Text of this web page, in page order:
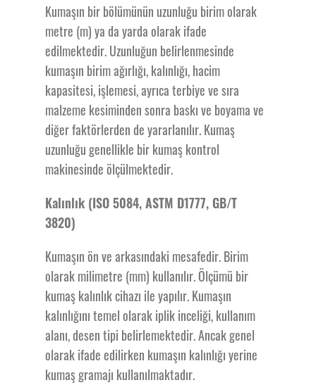
Kumaşın bir bölümünün uzunluğu birim olarak
metre (m) ya da yarda olarak ifade
edilmektedir. Uzunluğun belirlenmesinde
kumaşın birim ağırlığı, kalınlığı, hacim
kapasitesi, işlemesi, ayrıca terbiye ve sıra
malzeme kesiminden sonra baskı ve boyama ve
diğer faktörlerden de yararlanılır. Kumaş
uzunluğu genellikle bir kumaş kontrol
makinesinde ölçülmektedir.
Kalınlık (ISO 5084, ASTM D1777, GB/T
3820)
Kumaşın ön ve arkasındaki mesafedir. Birim
olarak milimetre (mm) kullanılır. Ölçümü bir
kumaş kalınlık cihazı ile yapılır. Kumaşın
kalınlığını temel olarak iplik inceliği, kullanım
alanı, desen tipi belirlemektedir. Ancak genel
olarak ifade edilirken kumaşın kalınlığı yerine
kumaş gramajı kullanılmaktadır.